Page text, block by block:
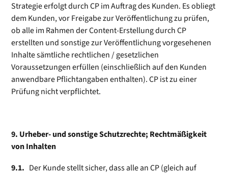
Strategie erfolgt durch CP im Auftrag des Kunden. Es obliegt
dem Kunden, vor Freigabe zur Veröffentlichung zu prüfen,
ob alle im Rahmen der Content-Erstellung durch CP
erstellten und sonstige zur Veröffentlichung vorgesehenen
Inhalte sämtliche rechtlichen / gesetzlichen
Voraussetzungen erfüllen (einschließlich auf den Kunden
anwendbare Pflichtangaben enthalten). CP ist zu einer
Prüfung nicht verpflichtet.
9. Urheber- und sonstige Schutzrechte; Rechtmäßigkeit
von Inhalten
9.1. Der Kunde stellt sicher, dass alle an CP (gleich auf